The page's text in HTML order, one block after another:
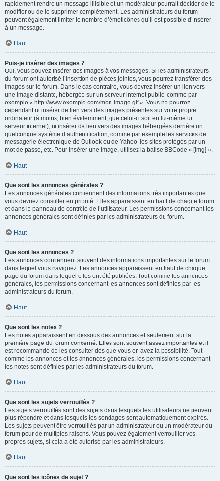
rapidement rendre un message illisible et un modérateur pourrait décider de le
modifier ou de le supprimer complètement. Les administrateurs du forum
peuvent également limiter le nombre d’émoticônes qu’il est possible d’insérer
à un message.
Haut
Puis-je insérer des images ?
Oui, vous pouvez insérer des images à vos messages. Si les administrateurs
du forum ont autorisé l’insertion de pièces jointes, vous pourrez transférer des
images sur le forum. Dans le cas contraire, vous devrez insérer un lien vers
une image distante, hébergée sur un serveur internet public, comme par
exemple « http://www.exemple.com/mon-image.gif ». Vous ne pourrez
cependant ni insérer de lien vers des images présentes sur votre propre
ordinateur (à moins, bien évidemment, que celui-ci soit en lui-même un
serveur internet), ni insérer de lien vers des images hébergées derrière un
quelconque système d’authentification, comme par exemple les services de
messagerie électronique de Outlook ou de Yahoo, les sites protégés par un
mot de passe, etc. Pour insérer une image, utilisez la balise BBCode « [img] ».
Haut
Que sont les annonces générales ?
Les annonces générales contiennent des informations très importantes que
vous devriez consulter en priorité. Elles apparaissent en haut de chaque forum
et dans le panneau de contrôle de l’utilisateur. Les permissions concernant les
annonces générales sont définies par les administrateurs du forum.
Haut
Que sont les annonces ?
Les annonces contiennent souvent des informations importantes sur le forum
dans lequel vous naviguez. Les annonces apparaissent en haut de chaque
page du forum dans lequel elles ont été publiées. Tout comme les annonces
générales, les permissions concernant les annonces sont définies par les
administrateurs du forum.
Haut
Que sont les notes ?
Les notes apparaissent en dessous des annonces et seulement sur la
première page du forum concerné. Elles sont souvent assez importantes et il
est recommandé de les consulter dès que vous en avez la possibilité. Tout
comme les annonces et les annonces générales, les permissions concernant
les notes sont définies par les administrateurs du forum.
Haut
Que sont les sujets verrouillés ?
Les sujets verrouillés sont des sujets dans lesquels les utilisateurs ne peuvent
plus répondre et dans lesquels les sondages sont automatiquement expirés.
Les sujets peuvent être verrouillés par un administrateur ou un modérateur du
forum pour de multiples raisons. Vous pouvez également verrouiller vos
propres sujets, si cela a été autorisé par les administrateurs.
Haut
Que sont les icônes de sujet ?